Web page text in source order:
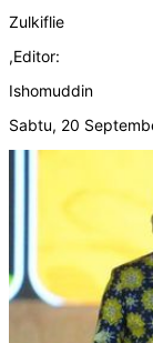
Zulkiflie
,Editor:
Ishomuddin
Sabtu, 20